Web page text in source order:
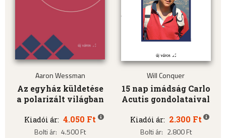
Aaron Wessman
Az egyház küldetése
a polarizált világban
Kiadói ár: 4.050 Ft
Bolti ár: 4.500 Ft
Will Conquer
15 nap imádság Carlo
Acutis gondolataival
Kiadói ár: 2.300 Ft
Bolti ár: 2.800 Ft